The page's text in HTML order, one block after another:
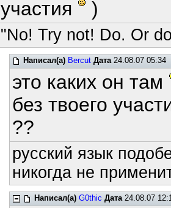
участия )
"No! Try not! Do. Or
Написал(а) Bercut Дата24.08.07 05:34
это каких он там
без твоего
??
русский язык
никогда не
Написал(а) G0thic Дата24.08.07